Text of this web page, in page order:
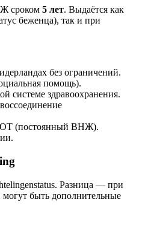
сроком 5 лет. Выдаётся как
беженца), так и при
без ограничений.
помощь).
системе здравоохранения.
(постоянный ВНЖ).
Разница — при
быть дополнительные